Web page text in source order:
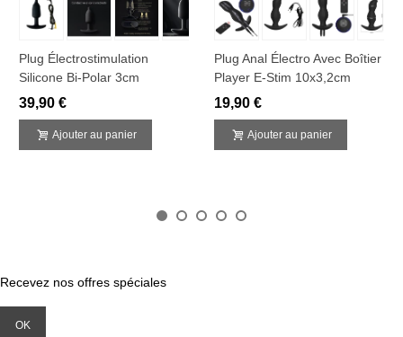
Plug Électrostimulation
Silicone Bi-Polar 3cm
39,90 €
Ajouter au panier
Plug Anal Électro Avec Boîtier
Player E-Stim 10x3,2cm
19,90 €
Ajouter au panier
Recevez nos offres spéciales